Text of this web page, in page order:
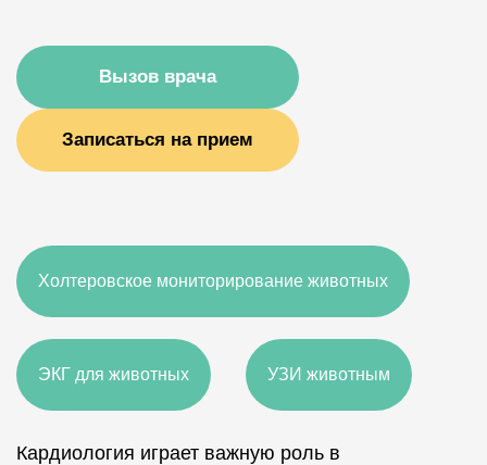
Вызов врача
Записаться на прием
Холтеровское мониторирование животных
ЭКГ для животных УЗИ животным
Кардиология играет важную роль в